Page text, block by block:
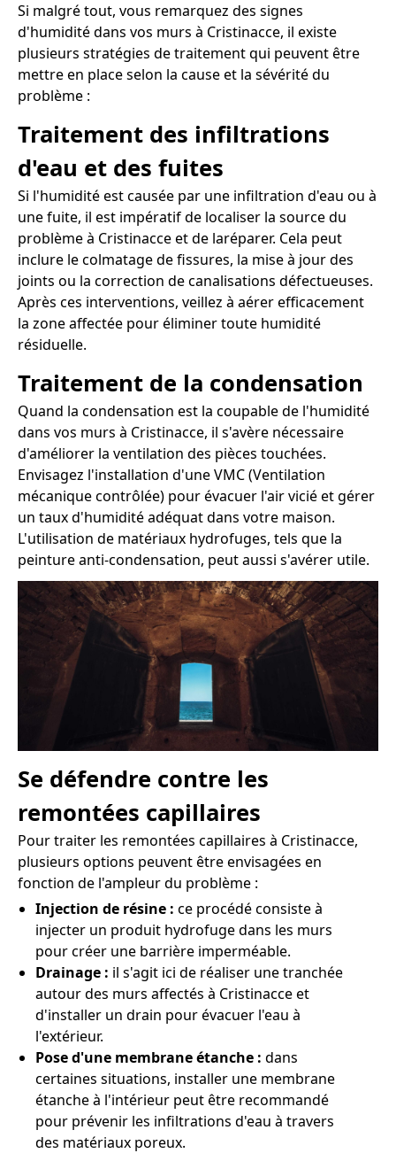
Si malgré tout, vous remarquez des signes
d'humidité dans vos murs à Cristinacce, il existe
plusieurs stratégies de traitement qui peuvent être
mettre en place selon la cause et la sévérité du
problème :
Traitement des infiltrations
d'eau et des fuites
Si l'humidité est causée par une infiltration d'eau ou à
une fuite, il est impératif de localiser la source du
problème à Cristinacce et de laréparer. Cela peut
inclure le colmatage de fissures, la mise à jour des
joints ou la correction de canalisations défectueuses.
Après ces interventions, veillez à aérer efficacement
la zone affectée pour éliminer toute humidité
résiduelle.
Traitement de la condensation
Quand la condensation est la coupable de l'humidité
dans vos murs à Cristinacce, il s'avère nécessaire
d'améliorer la ventilation des pièces touchées.
Envisagez l'installation d'une VMC (Ventilation
mécanique contrôlée) pour évacuer l'air vicié et gérer
un taux d'humidité adéquat dans votre maison.
L'utilisation de matériaux hydrofuges, tels que la
peinture anti-condensation, peut aussi s'avérer utile.
Se défendre contre les
remontées capillaires
Pour traiter les remontées capillaires à Cristinacce,
plusieurs options peuvent être envisagées en
fonction de l'ampleur du problème :
Injection de résine : ce procédé consiste à
injecter un produit hydrofuge dans les murs
pour créer une barrière imperméable.
Drainage : il s'agit ici de réaliser une tranchée
autour des murs affectés à Cristinacce et
d'installer un drain pour évacuer l'eau à
l'extérieur.
Pose d'une membrane étanche : dans
certaines situations, installer une membrane
étanche à l'intérieur peut être recommandé
pour prévenir les infiltrations d'eau à travers
des matériaux poreux.